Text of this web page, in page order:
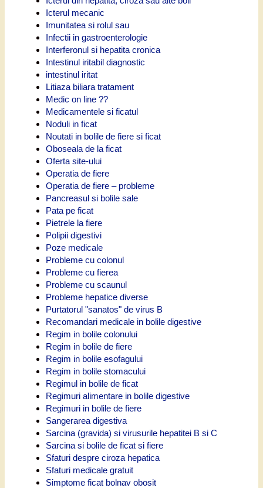
Icterul mecanic
Imunitatea si rolul sau
Infectii in gastroenterologie
Interferonul si hepatita cronica
Intestinul iritabil diagnostic
intestinul iritat
Litiaza biliara tratament
Medic on line ??
Medicamentele si ficatul
Noduli in ficat
Noutati in bolile de fiere si ficat
Oboseala de la ficat
Oferta site-ului
Operatia de fiere
Operatia de fiere – probleme
Pancreasul si bolile sale
Pata pe ficat
Pietrele la fiere
Polipii digestivi
Poze medicale
Probleme cu colonul
Probleme cu fierea
Probleme cu scaunul
Probleme hepatice diverse
Purtatorul "sanatos" de virus B
Recomandari medicale in bolile digestive
Regim in bolile colonului
Regim in bolile de fiere
Regim in bolile esofagului
Regim in bolile stomacului
Regimul in bolile de ficat
Regimuri alimentare in bolile digestive
Regimuri in bolile de fiere
Sangerarea digestiva
Sarcina (gravida) si virusurile hepatitei B si C
Sarcina si bolile de ficat si fiere
Sfaturi despre ciroza hepatica
Sfaturi medicale gratuit
Simptome ficat bolnav obosit